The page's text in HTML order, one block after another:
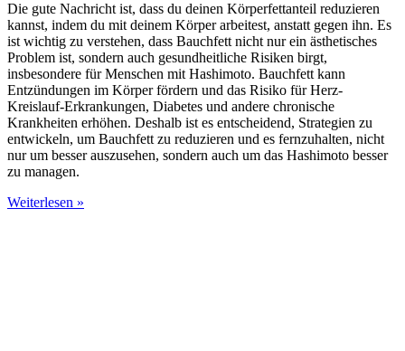
Die gute Nachricht ist, dass du deinen Körperfettanteil reduzieren
kannst, indem du mit deinem Körper arbeitest, anstatt gegen ihn. Es
ist wichtig zu verstehen, dass Bauchfett nicht nur ein ästhetisches
Problem ist, sondern auch gesundheitliche Risiken birgt,
insbesondere für Menschen mit Hashimoto. Bauchfett kann
Entzündungen im Körper fördern und das Risiko für Herz-
Kreislauf-Erkrankungen, Diabetes und andere chronische
Krankheiten erhöhen. Deshalb ist es entscheidend, Strategien zu
entwickeln, um Bauchfett zu reduzieren und es fernzuhalten, nicht
nur um besser auszusehen, sondern auch um das Hashimoto besser
zu managen.
Weiterlesen »